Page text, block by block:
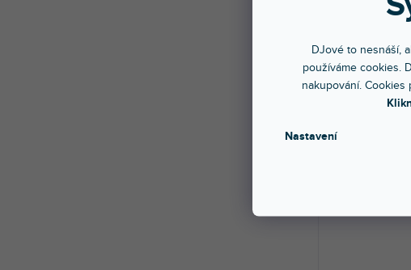
DJové to nesnáší,
používáme cookies.
nakupování. Cookies
Nastavení
🔥 SEZONNÍ
Skladem na
Super lehké a